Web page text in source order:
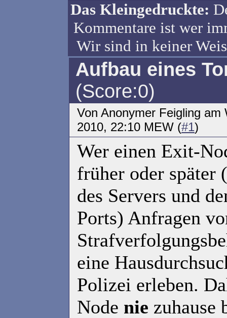
Das Kleingedruckte:
Kommentare ist wer
Wir sind in keiner
Aufbau eines
(Score:0)
Von Anonymer Feigling
2010, 22:10 MEW (#1)
Wer einen Exit-
früher oder später
des Servers und
Ports) Anfragen
eine
Polizei erleben.
Node nie zuhause